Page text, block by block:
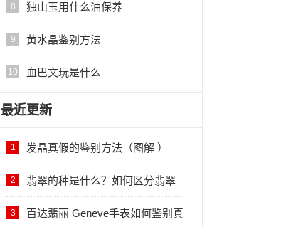
8 独山玉用什么油保养
9 黄水晶鉴别方法
10 血巴文玩是什么
最近更新
1 发晶真假的鉴别方法（图解 ）
2 翡翠的种是什么？如何区分翡翠
的种？
3 百达翡丽 Geneve手表如何鉴别真